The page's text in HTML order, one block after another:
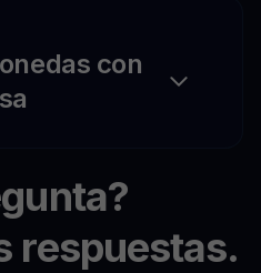
con
respuestas.